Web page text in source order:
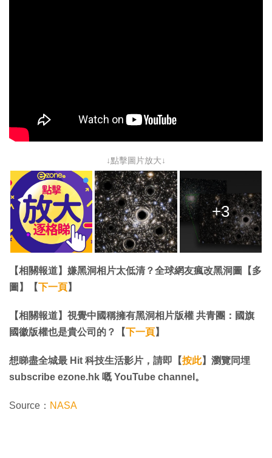
↓點擊圖片放大↓
+3
【相關報道】嫌黑洞相片太低清？全球網友瘋改黑洞圖【多
圖】【下一頁】
【相關報道】視覺中國稱擁有黑洞相片版權 共青團：國旗
國徽版權也是貴公司的？【下一頁】
想睇盡全城最 Hit 科技生活影片，請即【按此】瀏覽同埋
subscribe ezone.hk 嘅 YouTube channel。
Source： NASA